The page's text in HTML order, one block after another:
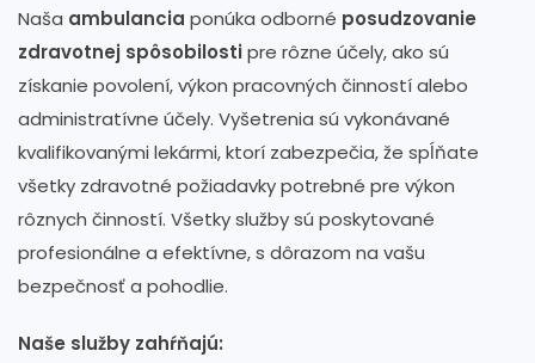
Naša ambulancia ponúka odborné posudzovanie
zdravotnej spôsobilostipre rôzne účely, ako sú
získanie povolení, výkon pracovných činností alebo
administratívne účely. Vyšetrenia sú vykonávané
kvalifikovanými lekármi, ktorí zabezpečia, že spĺňate
všetky zdravotné požiadavky potrebné pre výkon
rôznych činností. Všetky služby sú poskytované
profesionálne a efektívne, s dôrazom na vašu
bezpečnosť a pohodlie.
Naše služby zahŕňajú: